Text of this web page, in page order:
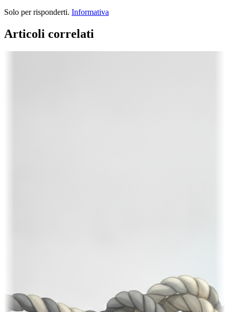
Solo per risponderti. Informativa
Articoli correlati